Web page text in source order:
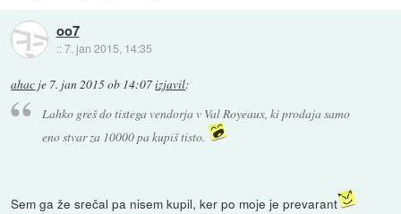
oo7
::7. jan 2015, 14:35
ahac je 7. jan 2015 ob 14:07izjavil:
Lahko greš do tistega vendorja v Val Royeaux, ki prodaja samo
eno stvar za 10000 pa kupiš tisto.
Sem ga že srečal pa nisem kupil, ker po moje je prevarant